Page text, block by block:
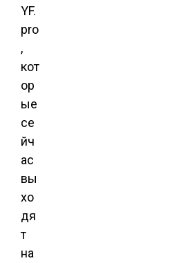
YF.
pro
,
кот
ор
ые
се
йч
ас
вы
хо
дя
т
на